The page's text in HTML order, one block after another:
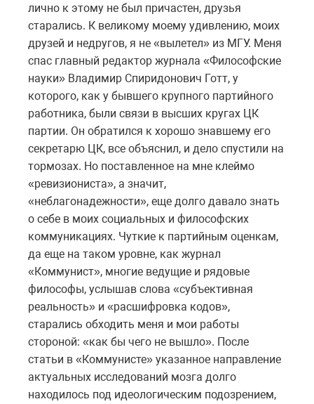
лично к этому не был причастен, друзья
старались. К великому моему удивлению, моих
друзей и недругов, я не «вылетел» из МГУ. Меня
спас главный редактор журнала «Философские
науки» Владимир Спиридонович Готт, у
которого, как у бывшего крупного партийного
работника, были связи в высших кругах ЦК
партии. Он обратился к хорошо знавшему его
секретарю ЦК, все объяснил, и дело спустили на
тормозах. Но поставленное на мне клеймо
«ревизиониста», а значит,
«неблагонадежности», еще долго давало знать
о себе в моих социальных и философских
коммуникациях. Чуткие к партийным оценкам,
да еще на таком уровне, как журнал
«Коммунист», многие ведущие и рядовые
философы, услышав слова «субъективная
реальность» и «расшифровка кодов»,
старались обходить меня и мои работы
стороной: «как бы чего не вышло». После
статьи в «Коммунисте» указанное направление
актуальных исследований мозга долго
находилось под идеологическим подозрением,